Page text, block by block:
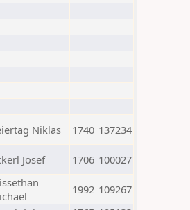
Niklas 1740 137234
Josef 1706 100027
1992 109267